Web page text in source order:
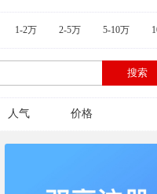
1-2万 2-5万 5-10万
人气 价格